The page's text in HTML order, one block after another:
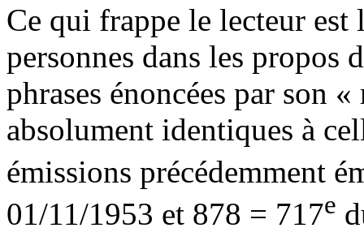
Ce qui frappe le lecteur est
personnes dans les propos
phrases énoncées par son
absolument identiques à
émissions précédemment
01/11/1953 et 878 = 717e